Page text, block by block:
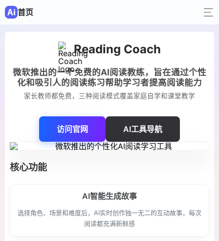
首页
Reading Coach
微软推出的一个免费的AI阅读教练，旨在通过个性
化和吸引人的阅读练习帮助学习者提高阅读能力
家长教师都免费，三种阅读模式覆盖家庭自学和课堂教学
访问官网 AI工具导航
核心功能
AI智能生成故事
选择角色、场景和难度后，AI实时创作独一无二的互动故事，每次
阅读都充满新鲜感